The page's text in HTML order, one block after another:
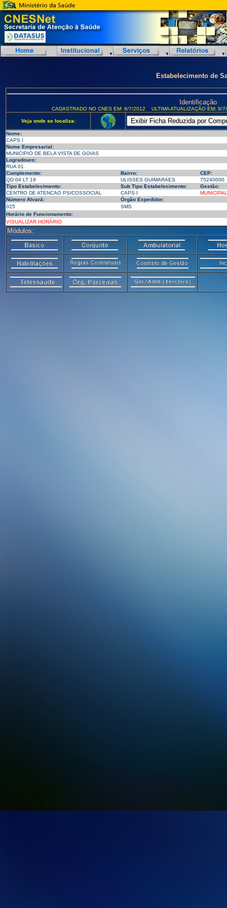
Estabelecimento de
Identificação
CADASTRADO NO CNES EM: 6/7/2012 ULTIMA ATUALIZAÇÃO EM:
Veja onde se localiza:
Nome:
CAPS I
Nome Empresarial:
MUNICIPIO DE BELA VISTA DE GOIAS
Logradouro:
RUA 01
Complemento:
Bairro:
CEP:
QD 04 LT 19
ULISSES GUIMARAES
75240000
Tipo Estabelecimento:
Sub Tipo Estabelecimento:
Gestão:
CENTRO DE ATENCAO PSICOSSOCIAL
CAPS I
MUNICIPAL
Número Alvará:
Órgão Expedidor:
025
SMS
Horário de Funcionamento:
VISUALIZAR HORÁRIO
Módulos: